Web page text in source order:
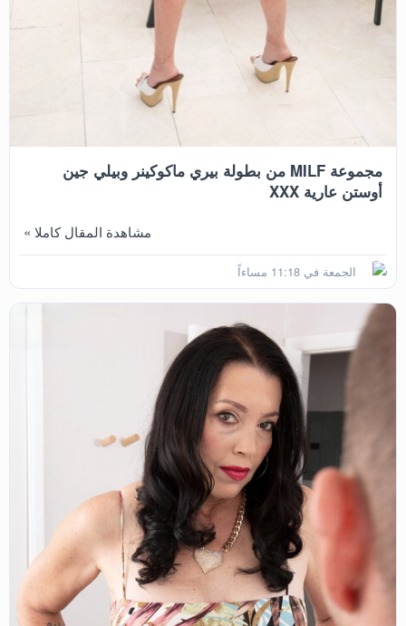
مجموعة MILF من بطولة بيري ماكوكينر وبيلي جين
أوستن عارية XXX
مشاهدة المقال كاملا »
الجمعة في 11:18 مساءاً